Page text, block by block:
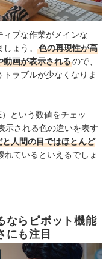
ブな作業がメインな
ょう。
色の再現性が高
動画が表示されるので、
ラブルが少なくなりま
という数値をチェッ
示される色の違いを表す
人間の目ではほとんど
れているといえるでしょ
ならピボット機能
にも注目